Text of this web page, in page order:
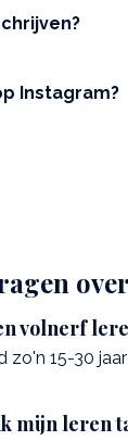
Instagram?
volnerf
zo'n 15-30
mijn leren